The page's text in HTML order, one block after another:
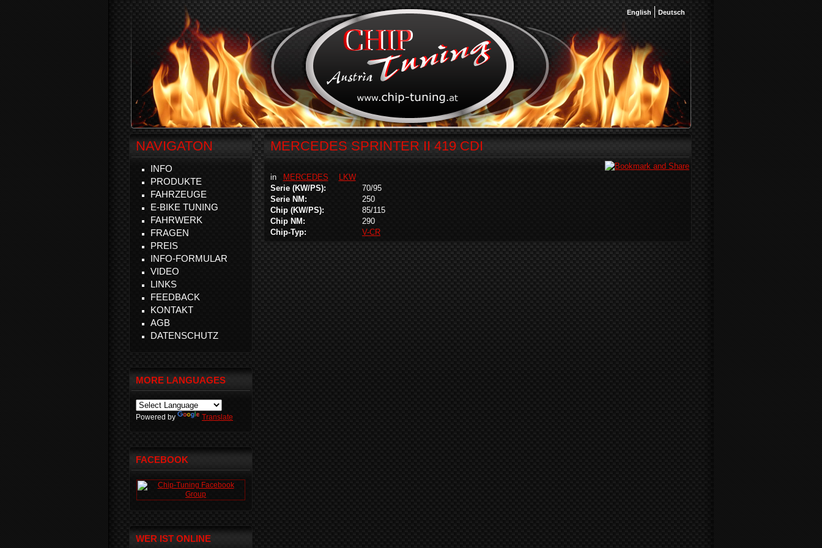
English Deutsch
MERCEDES SPRINTER II 419 CDI
in MERCEDES
LKW
Serie (KW/PS):
70/95
Serie NM:
250
Chip (KW/PS):
85/115
Chip NM:
290
Chip-Typ:
V-CR
NAVIGATON
INFO
PRODUKTE
FAHRZEUGE
E-BIKE TUNING
FAHRWERK
FRAGEN
PREIS
INFO-FORMULAR
VIDEO
LINKS
FEEDBACK
KONTAKT
AGB
DATENSCHUTZ
MORE LANGUAGES
Powered by Translate
FACEBOOK
WER IST ONLINE